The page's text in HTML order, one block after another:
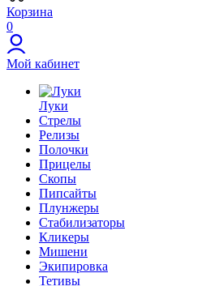
Корзина
0
Мой кабинет
Луки
Стрелы
Релизы
Полочки
Прицелы
Скопы
Пипсайты
Плунжеры
Стабилизаторы
Кликеры
Мишени
Экипировка
Тетивы